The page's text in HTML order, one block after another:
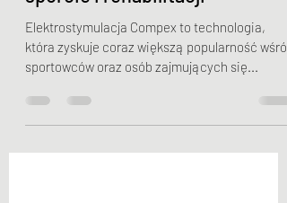
Zastosowanie
elektrostymulacji Compex w
sporcie i rehabilitacji
Elektrostymulacja Compex to technologia,